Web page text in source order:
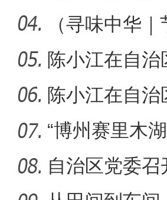
中国考古
（寻味中华
陈小江在自
动党的组
陈小江在自
化强区建
“博州赛里木
狠狠
自治区党委召